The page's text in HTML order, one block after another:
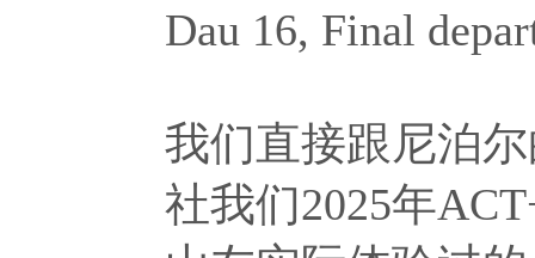
Dau 16, Final
我们直接跟尼泊
社我们2025年